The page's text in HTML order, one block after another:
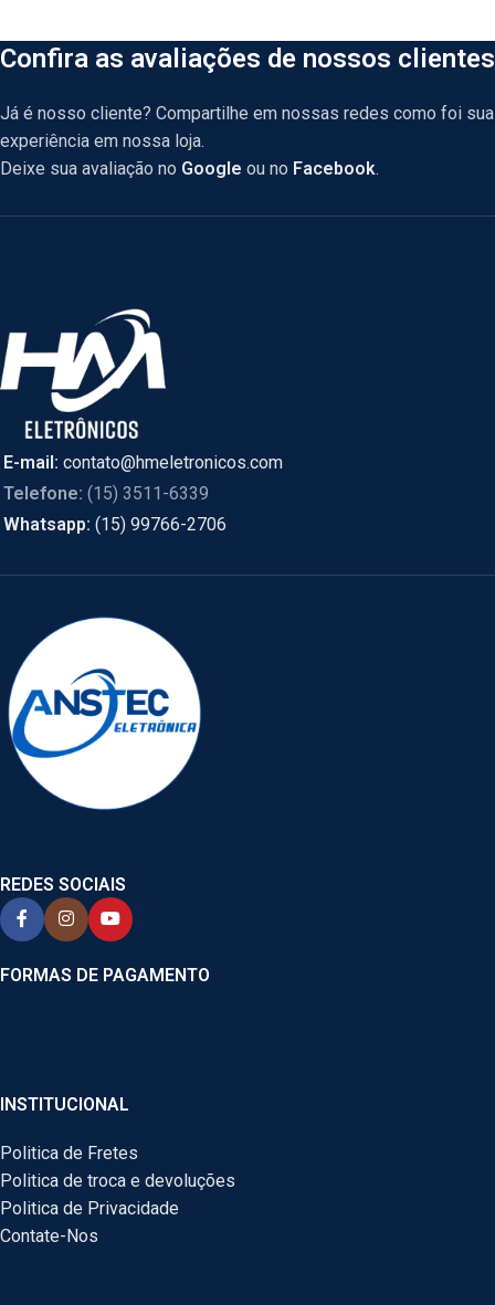
Confira as avaliações de nossos clientes
Já é nosso cliente? Compartilhe em nossas redes como foi sua
experiência em nossa loja.
Deixe sua avaliação no Google ou no Facebook.
E-mail: contato@hmeletronicos.com
Telefone: (15) 3511-6339
Whatsapp: (15) 99766-2706
REDES SOCIAIS
FORMAS DE PAGAMENTO
INSTITUCIONAL
Politica de Fretes
Politica de troca e devoluções
Politica de Privacidade
Contate-Nos